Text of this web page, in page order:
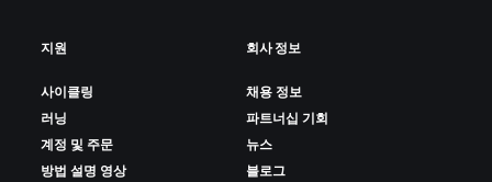
지원
사이클링
러닝
계정 및 주문
방법 설명 영상
회사 정보
채용 정보
파트너십 기회
뉴스
블로그